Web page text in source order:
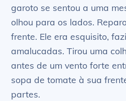
garoto se sentou a uma
olhou para os lados.
frente. Ele era esquisito,
amalucadas. Tirou uma
antes de um vento forte
sopa de tomate à sua
partes.